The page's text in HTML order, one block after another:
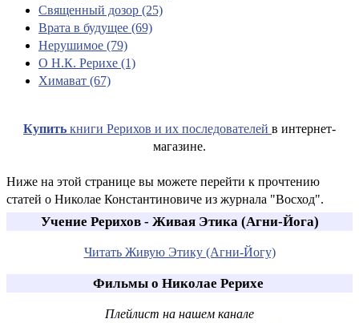
Священный дозор (25)
Врата в будущее (69)
Нерушимое (79)
О Н.К. Рерихе (1)
Химават (67)
Купить книги Рерихов и их последователей в интернет-
магазине.
Ниже на этой странице вы можете перейти к прочтению
статей о Николае Константиновиче из журнала "Восход".
Учение Рерихов - Живая Этика (Агни-Йога)
Читать Живую Этику (Агни-Йогу)
Фильмы о Николае Рерихе
Плейлист на нашем канале